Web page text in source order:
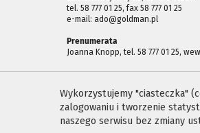
tel. 58 777 01 25, fax 58 777 01 25
e-mail: ado@goldman.pl
Prenumerata
Joanna Knopp, tel. 58 777 01 25,
Wykorzystujemy "ciasteczka"
zalogowaniu i tworzenie
naszego serwisu bez zmiany